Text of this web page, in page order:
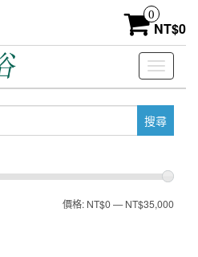
0
NT$0
Toggle
最最
價格: NT$0—NT$35,000